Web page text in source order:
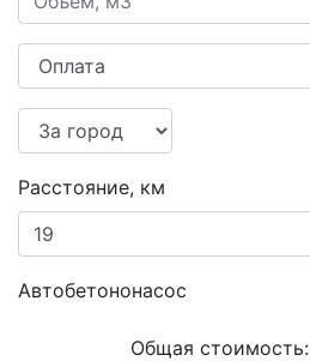
Расстояние, км
Автобетононасос
Общая стоимость: